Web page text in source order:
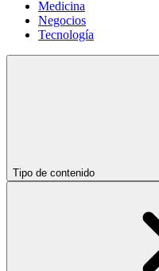
Medicina
Negocios
Tecnología
Tipo de contenido